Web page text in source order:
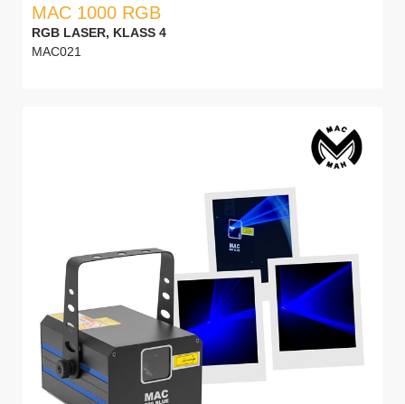
MAC 1000 RGB
RGB LASER, KLASS 4
MAC021